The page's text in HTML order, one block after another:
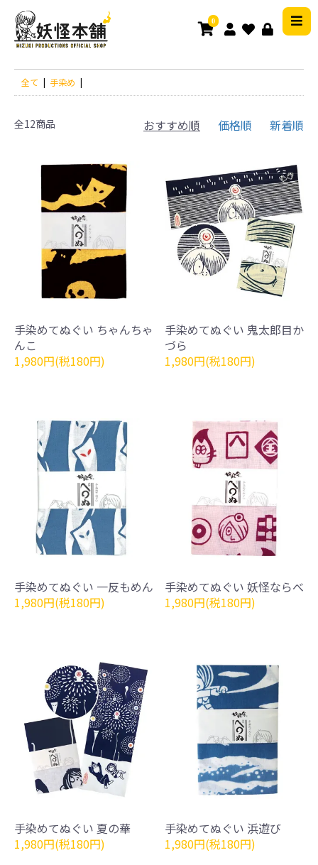
0
全て | 手染め |
全12商品 おすすめ順 価格順 新着順
手染めてぬぐい ちゃんちゃ
んこ
1,980円(税180円)
手染めてぬぐい 鬼太郎目か
づら
1,980円(税180円)
手染めてぬぐい 一反もめん
1,980円(税180円)
手染めてぬぐい 妖怪ならべ
1,980円(税180円)
手染めてぬぐい 夏の華
1,980円(税180円)
手染めてぬぐい 浜遊び
1,980円(税180円)